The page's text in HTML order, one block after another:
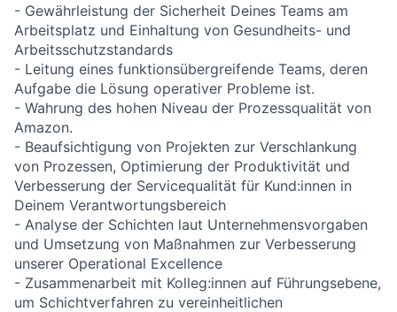
- Gewährleistung der Sicherheit Deines Teams am
Arbeitsplatz und Einhaltung von Gesundheits- und
Arbeitsschutzstandards
- Leitung eines funktionsübergreifende Teams, deren
Aufgabe die Lösung operativer Probleme ist.
- Wahrung des hohen Niveau der Prozessqualität von
Amazon.
- Beaufsichtigung von Projekten zur Verschlankung
von Prozessen, Optimierung der Produktivität und
Verbesserung der Servicequalität für Kund:innen in
Deinem Verantwortungsbereich
- Analyse der Schichten laut Unternehmensvorgaben
und Umsetzung von Maßnahmen zur Verbesserung
unserer Operational Excellence
- Zusammenarbeit mit Kolleg:innen auf Führungsebene,
um Schichtverfahren zu vereinheitlichen